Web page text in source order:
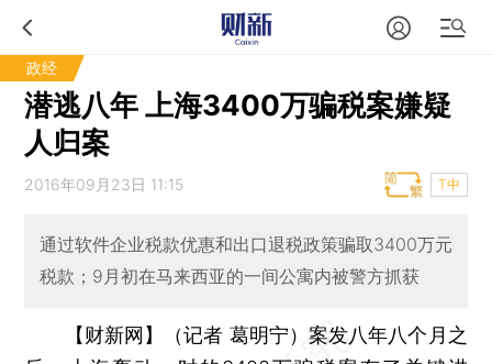
政经
潜逃八年 上海3400万骗税案嫌疑
人归案
2016年09月23日 11:15 T中
通过软件企业税款优惠和出口退税政策骗取3400万元
税款；9月初在马来西亚的一间公寓内被警方抓获
【财新网】（记者 葛明宁） 案发八年八个月之